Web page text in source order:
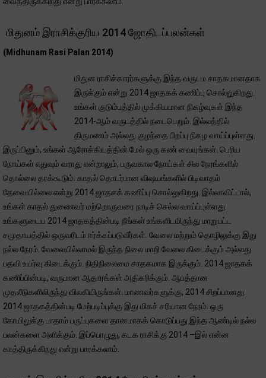
மிதுனம் இராசிக்குரிய 2014 ஜோதிடப்பலன்கள்
(Midhunam Rasi Palan 2014)
மிதுன ராசிக்காரர்களுக்கு இந்த வருடம சாதகமானதாக
இருக்கும் என்று 2014 ஜாதகக் கணிப்பு சொல்லுகிறது.
உங்கள் குடும்பத்தில் முக்கியமான நிகழ்வுகள் இந்த
2014-ஆம் வருடத்தில் நடைபெறும். இல்லத்தில்
திருமணம் அல்லது குழந்தை பிறப்பு நிகழ வாய்ப்புள்ளது.
இருப்பினும், உங்கள் ஆரோக்கியத்தின் மேல் ஒரு கண் வையுங்கள். பெரிய
நோய்கள் எதுவும் வராது என்றாலும், பருவகால நோய்கள் சில நேரங்களில்
தொல்லை தரக்கூடும். காதல் தொடர்பான விஷயங்களில் பிடிவாதம்
தேவையில்லை என்று 2014 ஜாதகக் கணிப்பு சொல்லுகிறது. இல்லாவிட்டால்,
உங்கள் காதல் துணைவர் மற்றொருவரை நாடிச் செல்ல வாய்ப்புள்ளது.
உங்களுடைய 2014 ஜாதகத்தின்படி நீங்கள் உங்களிடமிருந்து மாறுபட்ட
சமுதாயத்தில் ஒருவரிடம் ஈர்க்கப்படுவீர்கள். வேலை மற்றும் தொழிலுக்கு இது
நல்ல நேரம். வேலையில்லாமல் இருந்த நிலை மாறி வேலை கிடைக்கும் அல்லது
பதவி உயர்வு கிடைக்கும். நிதிநிலைமை சாதகமாக இருக்கும். 2014 ஜாதகக்
கணிப்பின்படி, வருமான ஆதாரங்கள் அதிகரிக்கும். ஆபத்தான
முதலீடுகளிலிருந்து விலகியிருங்கள். மாணவர்களுக்கு, 2014 சிறப்பானது.
2014 ஜாதகத்தின்படி மேற்படிப்புக்கு இது மிகச் சரியான நேரம். ஒரு
கோயிலுக்கு பாதாம் பருப்புகளை தானமாகக் கொடுப்பது இந்த ஆண்டில் நல்ல
பலன்களை அளிக்கும். இப்பொழுது, கடக ராசிக்கு 2014 –இல் என்ன
காத்திருக்கிறது என்று பாரக்கலாம்.